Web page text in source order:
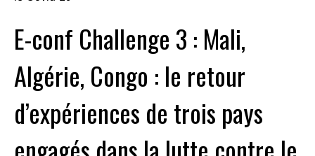
E-conf Challenge 3 : Mali,
Algérie, Congo : le retour
d’expériences de trois pays